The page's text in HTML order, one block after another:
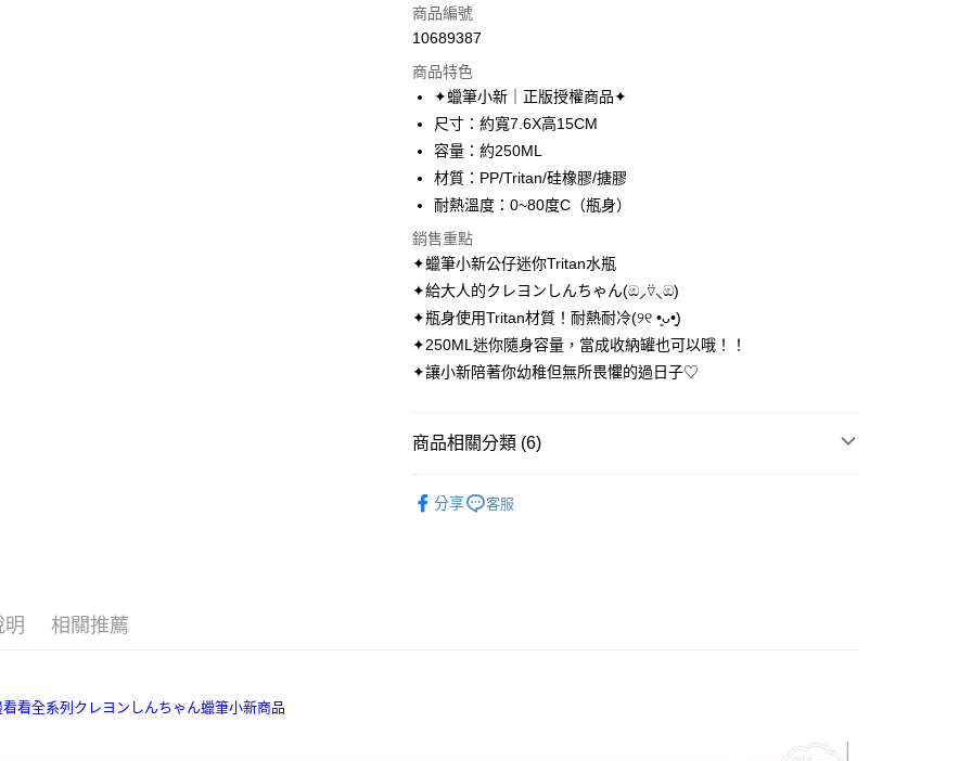
信用卡一次付款
LINE Pay
Apple Pay
街口支付
悠遊付
AFTEE先享後付
相關說明
【關於「AFTEE先享後付」】
AFTEE先享後付是「在收到商品之後才付款」的支付方式。 讓您購物簡單
便利好安心！
１．簡單：不需註冊會員、不需綁卡、不需儲值。
２．便利：只要手機號碼，簡訊認證，即可結帳。
【「AFTEE先享後付」結帳流程】
１．於結帳方式選擇「AFTEE先享後付」後，將跳轉至「AFTEE先享後
２．訂單成立數日內，您將收到繳費通知簡訊。
３．收到繳費通知簡訊後14天內，點擊此簡訊中的連結，可透過四大超商
ATM付款
運送方式
每筆NT$70，滿NT$699(含以上)免運費
付款後全家取貨
商品編號
10689387
商品特色
✦蠟筆小新｜正版授權商品✦
尺寸：約寬7.6X高15CM
容量：約250ML
材質：PP/Tritan/硅橡膠/搪膠
耐熱溫度：0~80度C（瓶身）
銷售重點
✦蠟筆小新公仔迷你Tritan水瓶
✦給大人的クレヨンしんちゃん(ඔ⸝⍢⸜ඔ)
✦瓶身使用Tritan材質！耐熱耐冷(୨୧ •͈ᴗ•͈)
✦250ML迷你隨身容量，當成收納罐也可以哦！！
✦讓小新陪著你幼稚但無所畏懼的過日子♡
商品相關分類 (6)
分享 客服
明 相關推薦
看看全系列クレヨンしんちゃん蠟筆小新商品